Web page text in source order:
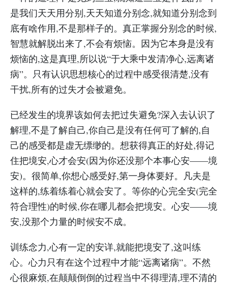
是我们天天用分别,天天知道分别念,就知道分别念到
底有啥作用,不是那样子的。真正掌握分别念的时候,
智慧就解脱出来了,不会有烦恼。因为它本身是没有
烦恼的,这是真理,所以说“于大乘中发清净心,远离诸
病”。只有认识思想核心的过程中感受很清楚,没有
干扰,所有的过失才会被避免。
已经发生的境界该如何去把过失避免?深入去认识了
解理,不是了解自己,你自己是没有任何可了解的,自
己的感受都是虚无缥缈的。想获得真正的好处,得记
住把境安,心才会安(因为你还没那个本事心安——境
安)。很简单,你想心感受好,第一身体要好。凡夫是
这样的,练着练着心就会安了。等你的心完全安(完全
符合理性)的时候,你在哪儿都会把境安。心安——境
安,没那个力量的时候安不成。
训练念力,心有一定的安详,就能把境安了,这叫练
心。心力只有在这个过程中才能“远离诸病”。不然
心很麻烦,在颠颠倒倒的过程当中不得理清,理不清的